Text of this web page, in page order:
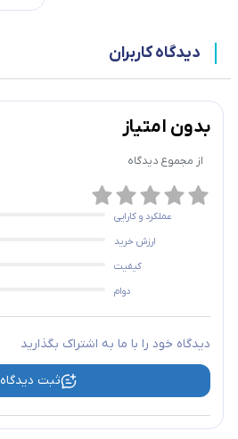
دیدگاه کاربران
بدون امتیاز
از مجموع دیدگاه
عملکرد و کارایی
ارزش خرید
کیفیت
دوام
دیدگاه خود را با ما به اشتراک بگذارید
ثبت دیدگاه